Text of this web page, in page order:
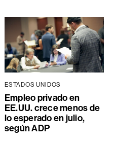
ESTADOS UNIDOS
Empleo privado en
EE.UU. crece menos de
lo esperado en julio,
según ADP